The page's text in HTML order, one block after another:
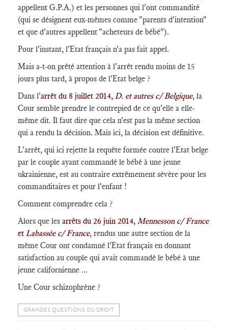
appellent G.P.A.) et les personnes qui l'ont commandité
(qui se désignent eux-mêmes comme "parents d'intention"
et que d'autres appellent "acheteurs de bébé").
Pour l'instant, l'Etat français n'a pas fait appel.
Mais a-t-on prêté attention à l'arrêt rendu moins de 15
jours plus tard, à propos de l'Etat belge ?
Dans l'arrêt du 8 juillet 2014, D. et autres c/ Belgique, la
Cour semble prendre le contrepied de ce qu'elle a elle-
même dit. Il faut dire que cela n'est pas la même section
qui a rendu la décision. Mais ici, la décision est définitive.
L'arrêt, qui ici rejette la requête formée contre l'Etat belge
par le couple ayant commandé le bébé à une jeune
ukrainienne, est au contraire extrêmement sévère pour les
commanditaires et pour l'enfant !
Comment comprendre cela ?
Alors que les arrêts du 26 juin 2014, Mennesson c/ France
et Labassée c/ France, rendus une autre section de la
même Cour ont condamné l'Etat français en donnant
satisfaction au couple qui avait commandé le bébé à une
jeune californienne ...
Une Cour schizophrène ?
GRANDES QUESTIONS DU DROIT